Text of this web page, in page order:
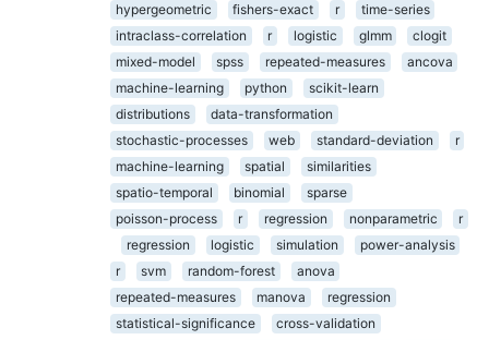
hypergeometric
fishers-exact r
time-series
intraclass-correlation
r logistic glmm
clogit
mixed-model
spss repeated-measures
ancova
machine-learning
python
scikit-learn
distributions
data-transformation
stochastic-processes
web standard-deviation
r
machine-learning
spatial
similarities
spatio-temporal
binomial
sparse
poisson-process
r regression nonparametric
r
regression
logistic simulation
power-analysis
r
svm random-forest
anova
repeated-measures
manova
regression
statistical-significance
cross-validation